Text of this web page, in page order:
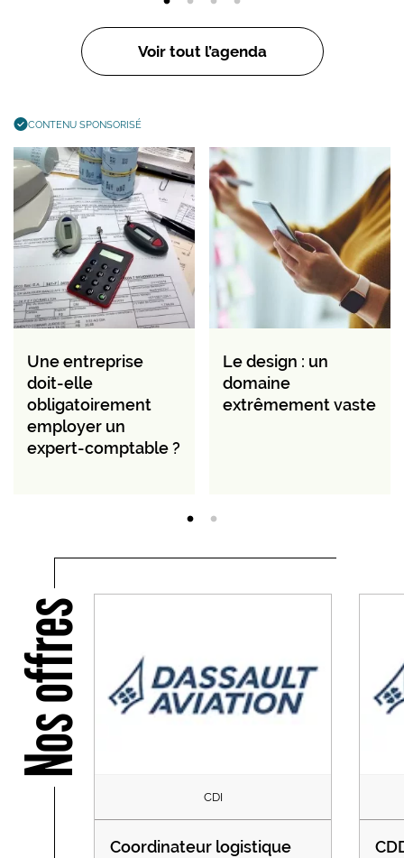
Voir tout l’agenda
CONTENU SPONSORISÉ
Une entreprise
doit-elle
obligatoirement
employer un
expert-comptable ?
Le design : un
domaine
extrêmement vaste
Nos offres
CDI
Coordinateur logistique